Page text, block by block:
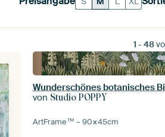
1 - 48
von Studio POPPY
ArtFrame™ –90×45cm